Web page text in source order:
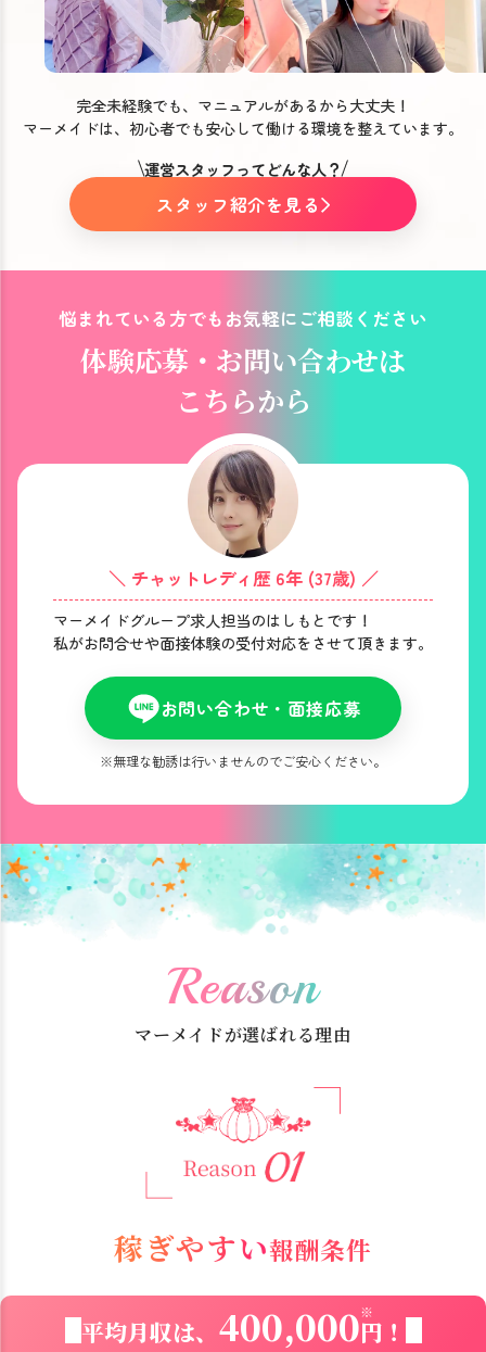
完全未経験でも、マニュアルがあるから大丈夫！
マーメイドは、初心者でも安心して働ける環境を整えています。
運営スタッフってどんな人？
スタッフ紹介を見る
悩まれている方でもお気軽にご相談ください
体験応募・お問い合わせは
こちらから
＼ チャットレディ歴 6年 (37歳) ／
マーメイドグループ求人担当のはしもとです！
私がお問合せや面接体験の受付対応をさせて頂きます。
お問い合わせ・面接応募
※無理な勧誘は行いませんのでご安心ください。
Reason
マーメイドが選ばれる理由
稼ぎやすい報酬条件
平均月収は、 400,000円！